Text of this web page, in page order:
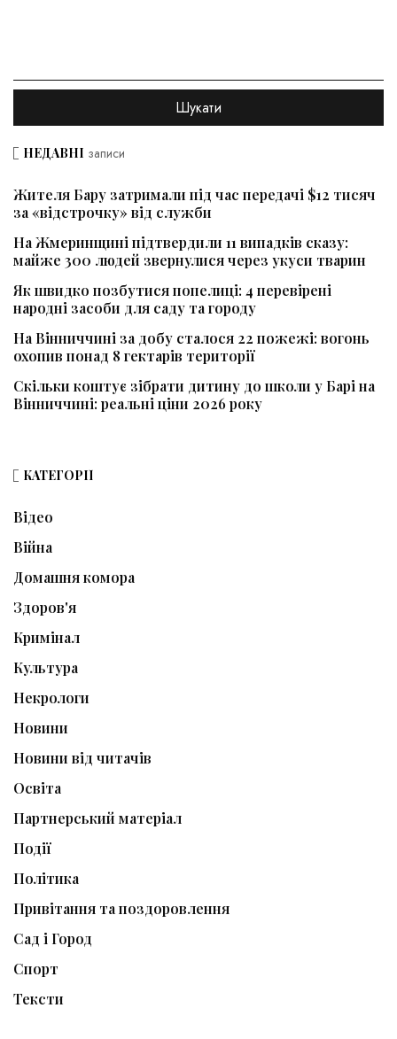
НЕДАВНІ записи
Жителя Бару затримали під час передачі $12 тисяч
за «відстрочку» від служби
На Жмеринщині підтвердили 11 випадків сказу:
майже 300 людей звернулися через укуси тварин
Як швидко позбутися попелиці: 4 перевірені
народні засоби для саду та городу
На Вінниччині за добу сталося 22 пожежі: вогонь
охопив понад 8 гектарів території
Скільки коштує зібрати дитину до школи у Барі на
Вінниччині: реальні ціни 2026 року
КАТЕГОРІЇ
Відео
Війна
Домашня комора
Здоров'я
Кримінал
Культура
Некрологи
Новини
Новини від читачів
Освіта
Партнерський матеріал
Події
Політика
Привітання та поздоровлення
Сад і Город
Спорт
Тексти